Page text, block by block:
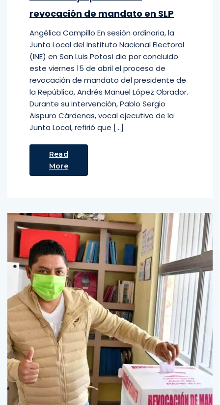
revocación de mandato en SLP
Angélica Campillo En sesión ordinaria, la
Junta Local del Instituto Nacional Electoral
(INE) en San Luis Potosí dio por concluido
este viernes 15 de abril el proceso de
revocación de mandato del presidente de
la República, Andrés Manuel López Obrador.
Durante su intervención, Pablo Sergio
Aispuro Cárdenas, vocal ejecutivo de la
Junta Local, refirió que […]
Read
More